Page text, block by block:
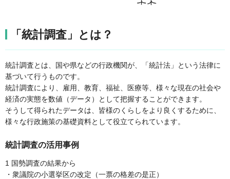
「統計調査」とは？
統計調査とは、国や県などの行政機関が、「統計法」という法律に
基づいて行うものです。
統計調査により、雇用、教育、福祉、医療等、様々な現在の社会や
経済の実態を数値（データ）として把握することができます。
そうして得られたデータは、皆様のくらしをより良くするために、
様々な行政施策の基礎資料として役立てられています。
統計調査の活用事例
1 国勢調査の結果から
・衆議院の小選挙区の改定（一票の格差の是正）